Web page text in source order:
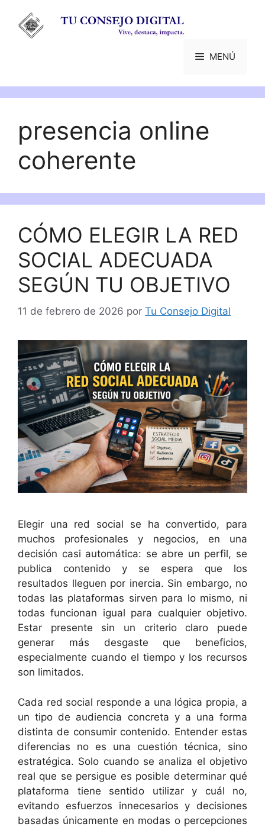
contenido
MENÚ
presencia online
coherente
CÓMO ELEGIR LA RED
SOCIAL ADECUADA
SEGÚN TU OBJETIVO
11 de febrero de 2026 por Tu Consejo Digital
Elegir una red social se ha convertido, para
muchos profesionales y negocios, en una
decisión casi automática: se abre un perfil, se
publica contenido y se espera que los
resultados lleguen por inercia. Sin embargo, no
todas las plataformas sirven para lo mismo, ni
todas funcionan igual para cualquier objetivo.
Estar presente sin un criterio claro puede
generar más desgaste que beneficios,
especialmente cuando el tiempo y los recursos
son limitados.
Cada red social responde a una lógica propia, a
un tipo de audiencia concreta y a una forma
distinta de consumir contenido. Entender estas
diferencias no es una cuestión técnica, sino
estratégica. Solo cuando se analiza el objetivo
real que se persigue es posible determinar qué
plataforma tiene sentido utilizar y cuál no,
evitando esfuerzos innecesarios y decisiones
basadas únicamente en modas o percepciones